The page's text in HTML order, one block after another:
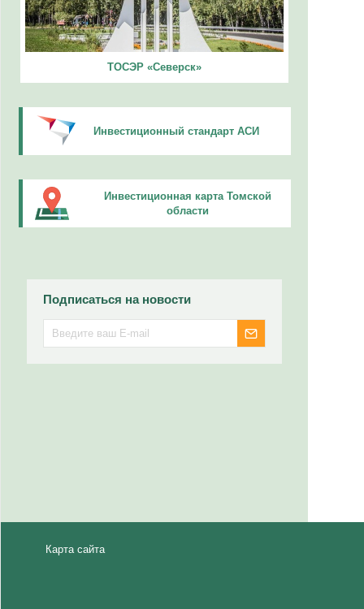
ТОСЭР «Северск»
Инвестиционный стандарт АСИ
Инвестиционная карта Томской
области
Подписаться на новости
Карта сайта